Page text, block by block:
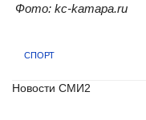
Фото: kc-kamapa.ru
СПОРТ
Новости СМИ2